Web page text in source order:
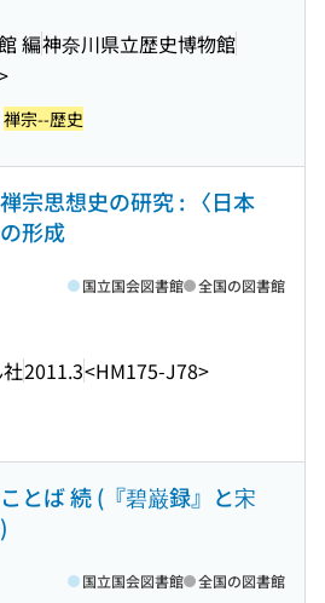
編神奈川県立歴史博物館
禅宗--歴史
宗思想史の研究 : 〈日本
形成
2011.3<HM175-J78>
国立国会図書館 全国の図書館
とば 続 (『碧巌録』と宋
国立国会図書館 全国の図書館